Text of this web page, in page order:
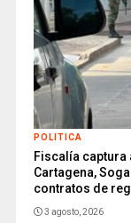
POLITICA
Fiscalía captura
Cartagena,
contratos de
3 agosto, 2026